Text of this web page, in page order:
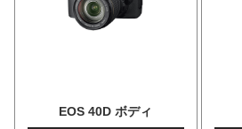
EOS 40D ボディ